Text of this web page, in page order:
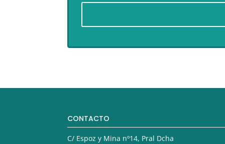
CONTACTO
C/ Espoz y Mina nº14, Pral Dcha